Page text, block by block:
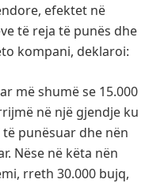
efektet në
të reja të punës dhe
kompani, deklaroi:
më shumë se 15.000
në një gjendje ku
punësuar dhe nën
Nëse në këta nën
rreth 30.000 bujq,